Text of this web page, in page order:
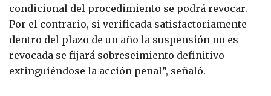
condicional del procedimiento se podrá revocar.
Por el contrario, si verificada satisfactoriamente
dentro del plazo de un año la suspensión no es
revocada se fijará sobreseimiento definitivo
extinguiéndose la acción penal”, señaló.